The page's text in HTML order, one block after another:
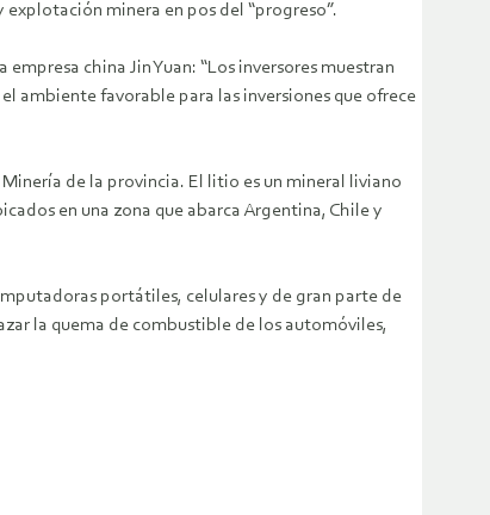
minera en pos del “progreso”.
china Jin Yuan: “Los inversores muestran
ambiente favorable para las inversiones que ofrece
de la provincia. El litio es un mineral liviano
en una zona que abarca Argentina, Chile y
portátiles, celulares y de gran parte de
la quema de combustible de los automóviles,